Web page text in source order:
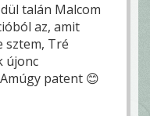
talán Malcom
az, amit
sztem, Tré
újonc
patent 😊